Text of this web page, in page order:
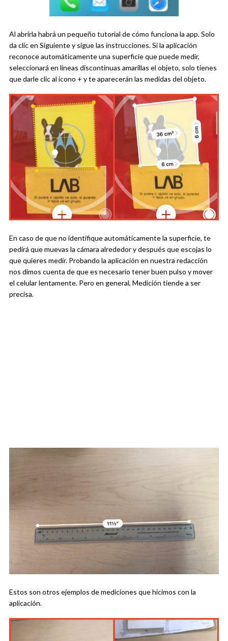
Al abrirla habrá un pequeño tutorial de cómo funciona la app. Solo
da clic en Siguiente y sigue las instrucciones. Si la aplicación
reconoce automáticamente una superficie que puede medir,
seleccionará en líneas discontinuas amarillas el objeto, solo tienes
que darle clic al icono + y te aparecerán las medidas del objeto.
En caso de que no identifique automáticamente la superficie, te
pedirá que muevas la cámara alrededor y después que escojas lo
que quieres medir. Probando la aplicación en nuestra redacción
nos dimos cuenta de que es necesario tener buen pulso y mover
el celular lentamente. Pero en general, Medición tiende a ser
precisa.
Estos son otros ejemplos de mediciones que hicimos con la
aplicación.